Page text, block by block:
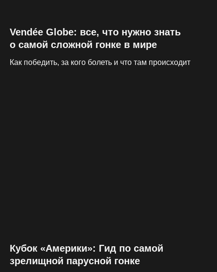
Vendée Globe: все, что нужно знать
о самой сложной гонке в мире
Как победить, за кого болеть и что там происходит
Кубок «Америки»: Гид по самой
зрелищной парусной гонке